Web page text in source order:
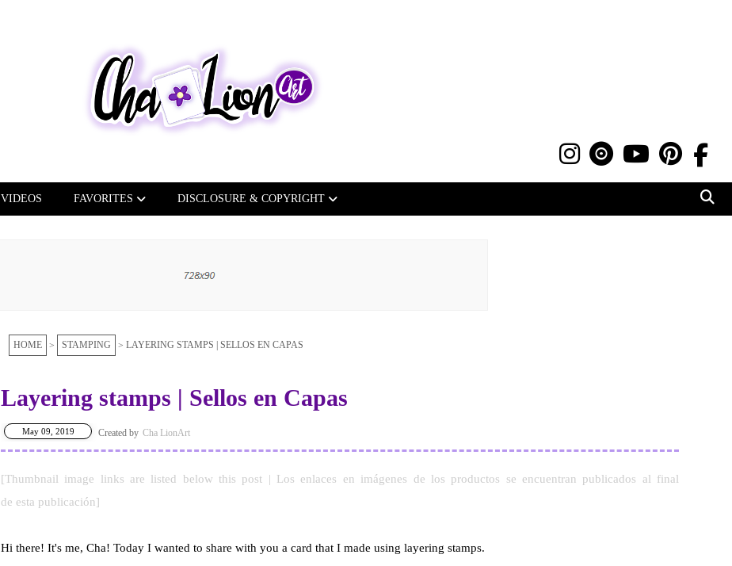
VIDEOS FAVORITES DISCLOSURE & COPYRIGHT
HOME STAMPING LAYERING STAMPS | SELLOS EN CAPAS
Layering stamps | Sellos en Capas
Cha LionArt
May 09, 2019
[Thumbnail image links are listed below this post | Los enlaces en imágenes de los productos se encuentran publicados al final
de esta publicación]
Hi there! It's me, Cha! Today I wanted to share with you a card that I made using layering stamps.